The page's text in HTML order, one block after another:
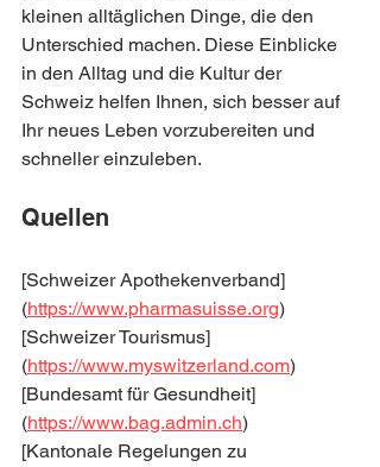
kleinen alltäglichen Dinge, die den
Unterschied machen. Diese Einblicke
in den Alltag und die Kultur der
Schweiz helfen Ihnen, sich besser auf
Ihr neues Leben vorzubereiten und
schneller einzuleben.
Quellen
[Schweizer Apothekenverband]
(https://www.pharmasuisse.org)
[Schweizer Tourismus]
(https://www.myswitzerland.com)
[Bundesamt für Gesundheit]
(https://www.bag.admin.ch)
[Kantonale Regelungen zu